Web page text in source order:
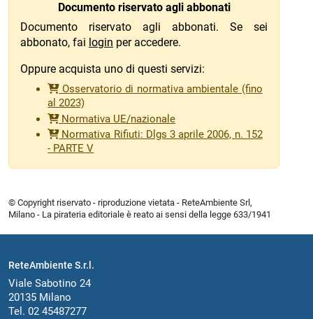
Documento riservato agli abbonati
Documento riservato agli abbonati. Se sei
abbonato, fai login per accedere.
Oppure acquista uno di questi servizi:
Osservatorio di normativa ambientale (fino
al 2023)
Normativa UE/nazionale
Normativa Rifiuti: Dlgs 3 aprile 2006, n. 152
- PARTE V
© Copyright riservato - riproduzione vietata - ReteAmbiente Srl,
Milano - La pirateria editoriale è reato ai sensi della legge 633/1941
ReteAmbiente S.r.l.
Viale Sabotino 24
20135 Milano
Tel. 02 45487277